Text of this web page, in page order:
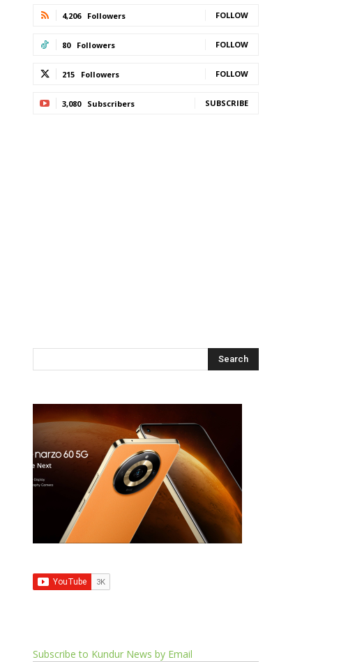
4,206 Followers FOLLOW
80 Followers FOLLOW
215 Followers FOLLOW
3,080 Subscribers SUBSCRIBE
Subscribe to Kundur News by Email